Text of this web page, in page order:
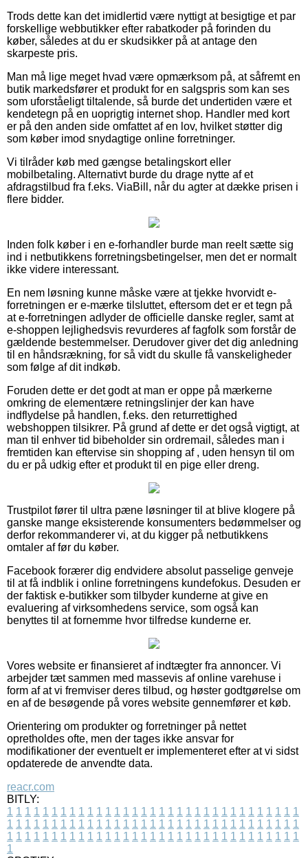
Trods dette kan det imidlertid være nyttigt at besigtige et par
forskellige webbutikker efter rabatkoder på forinden du
køber, således at du er skudsikker på at antage den
skarpeste pris.
Man må lige meget hvad være opmærksom på, at såfremt en
butik markedsfører et produkt for en salgspris som kan ses
som uforståeligt tiltalende, så burde det undertiden være et
kendetegn på en uoprigtig internet shop. Handler med kort
er på den anden side omfattet af en lov, hvilket støtter dig
som køber imod snydagtige online forretninger.
Vi tilråder køb med gængse betalingskort eller
mobilbetaling. Alternativt burde du drage nytte af et
afdragstilbud fra f.eks. ViaBill, når du agter at dække prisen i
flere bidder.
Inden folk køber i en e-forhandler burde man reelt sætte sig
ind i netbutikkens forretningsbetingelser, men det er normalt
ikke videre interessant.
En nem løsning kunne måske være at tjekke hvorvidt e-
forretningen er e-mærke tilsluttet, eftersom det er et tegn på
at e-forretningen adlyder de officielle danske regler, samt at
e-shoppen lejlighedsvis revurderes af fagfolk som forstår de
gældende bestemmelser. Derudover giver det dig anledning
til en håndsrækning, for så vidt du skulle få vanskeligheder
som følge af dit indkøb.
Foruden dette er det godt at man er oppe på mærkerne
omkring de elementære retningslinjer der kan have
indflydelse på handlen, f.eks. den returrettighed
webshoppen tilsikrer. På grund af dette er det også vigtigt, at
man til enhver tid bibeholder sin ordremail, således man i
fremtiden kan eftervise sin shopping af , uden hensyn til om
du er på udkig efter et produkt til en pige eller dreng.
Trustpilot fører til ultra pæne løsninger til at blive klogere på
ganske mange eksisterende konsumenters bedømmelser og
derfor rekommanderer vi, at du kigger på netbutikkens
omtaler af før du køber.
Facebook forærer dig endvidere absolut passelige genveje
til at få indblik i online forretningens kundefokus. Desuden er
der faktisk e-butikker som tilbyder kunderne at give en
evaluering af virksomhedens service, som også kan
benyttes til at fornemme hvor tilfredse kunderne er.
Vores website er finansieret af indtægter fra annoncer. Vi
arbejder tæt sammen med massevis af online varehuse i
form af at vi fremviser deres tilbud, og høster godtgørelse om
en af de besøgende på vores website gennemfører et køb.
Orientering om produkter og forretninger på nettet
opretholdes ofte, men der tages ikke ansvar for
modifikationer der eventuelt er implementeret efter at vi sidst
opdaterede de anvendte data.
reacr.com
BITLY:
1 1 1 1 1 1 1 1 1 1 1 1 1 1 1 1 1 1 1 1 1 1 1 1 1 1 1 1 1 1 1 1 1
1 1 1 1 1 1 1 1 1 1 1 1 1 1 1 1 1 1 1 1 1 1 1 1 1 1 1 1 1 1 1 1 1
1 1 1 1 1 1 1 1 1 1 1 1 1 1 1 1 1 1 1 1 1 1 1 1 1 1 1 1 1 1 1 1 1
1